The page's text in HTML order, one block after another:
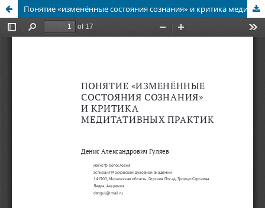
Понятие «изменённые состояния сознания» и критика медитативных практик